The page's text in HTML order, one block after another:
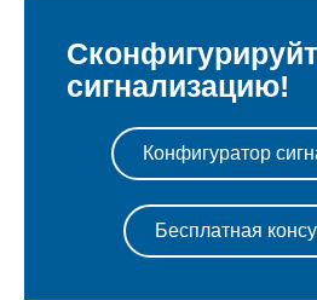
сигнализацию!
Конфигуратор
Бесплатная